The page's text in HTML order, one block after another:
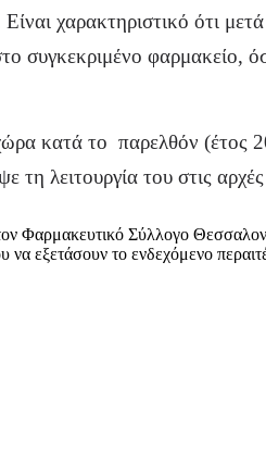
χαρακτηριστικό ότι
συγκεκριμένο
κατά το παρελθόν
λειτουργία του στις
Σύλλογο
εξετάσουν το ενδεχόμενο